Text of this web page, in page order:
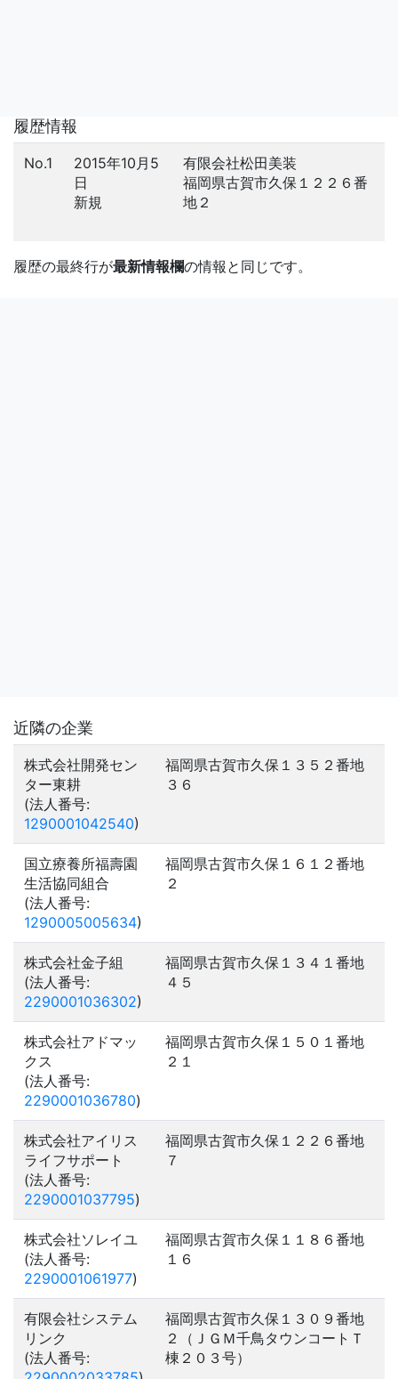
履歴情報
No.1
2015年10月5
日
新規
有限会社松田美装
福岡県古賀市久保１２２６番
地２
履歴の最終行が最新情報欄の情報と同じです。
近隣の企業
株式会社開発セン
ター東耕
(法人番号:
1290001042540)
福岡県古賀市久保１３５２番地
３６
国立療養所福壽園
生活協同組合
(法人番号:
1290005005634)
福岡県古賀市久保１６１２番地
２
株式会社金子組
(法人番号:
2290001036302)
福岡県古賀市久保１３４１番地
４５
株式会社アドマッ
クス
(法人番号:
2290001036780)
福岡県古賀市久保１５０１番地
２１
株式会社アイリス
ライフサポート
(法人番号:
2290001037795)
福岡県古賀市久保１２２６番地
７
株式会社ソレイユ
(法人番号:
2290001061977)
福岡県古賀市久保１１８６番地
１６
有限会社システム
リンク
(法人番号:
福岡県古賀市久保１３０９番地
２（ＪＧＭ千鳥タウンコートＴ
棟２０３号）